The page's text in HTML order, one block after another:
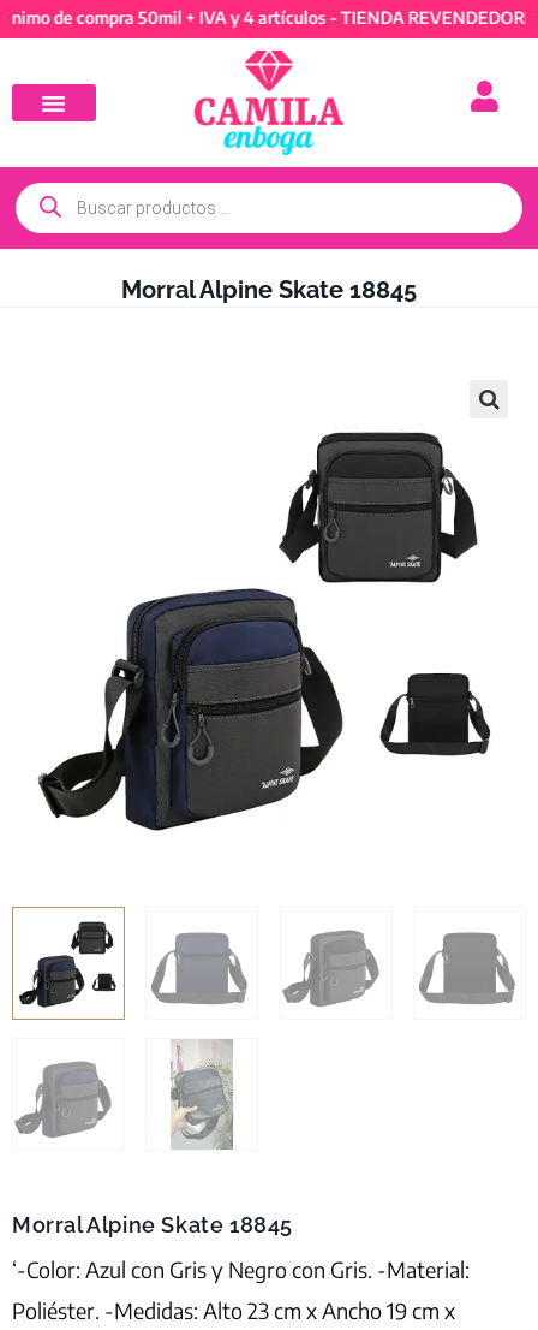
de compra 50mil + IVA y 4 artículos - TIENDA
Morral Alpine Skate 18845
Morral Alpine Skate 18845
‘-Color: Azul con Gris y Negro con Gris. -Material:
Poliéster. -Medidas: Alto 23 cm x Ancho 19 cm x